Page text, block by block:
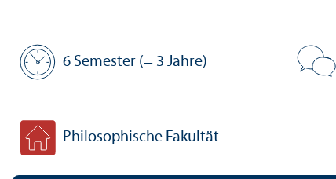
Regel­studien­zeit:
6 Semester (= 3 Jahre)
Fakultät:
Philosophische Fakultät